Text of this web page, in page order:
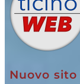
Nuovo